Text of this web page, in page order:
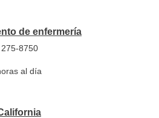
de enfermería
8750
al día